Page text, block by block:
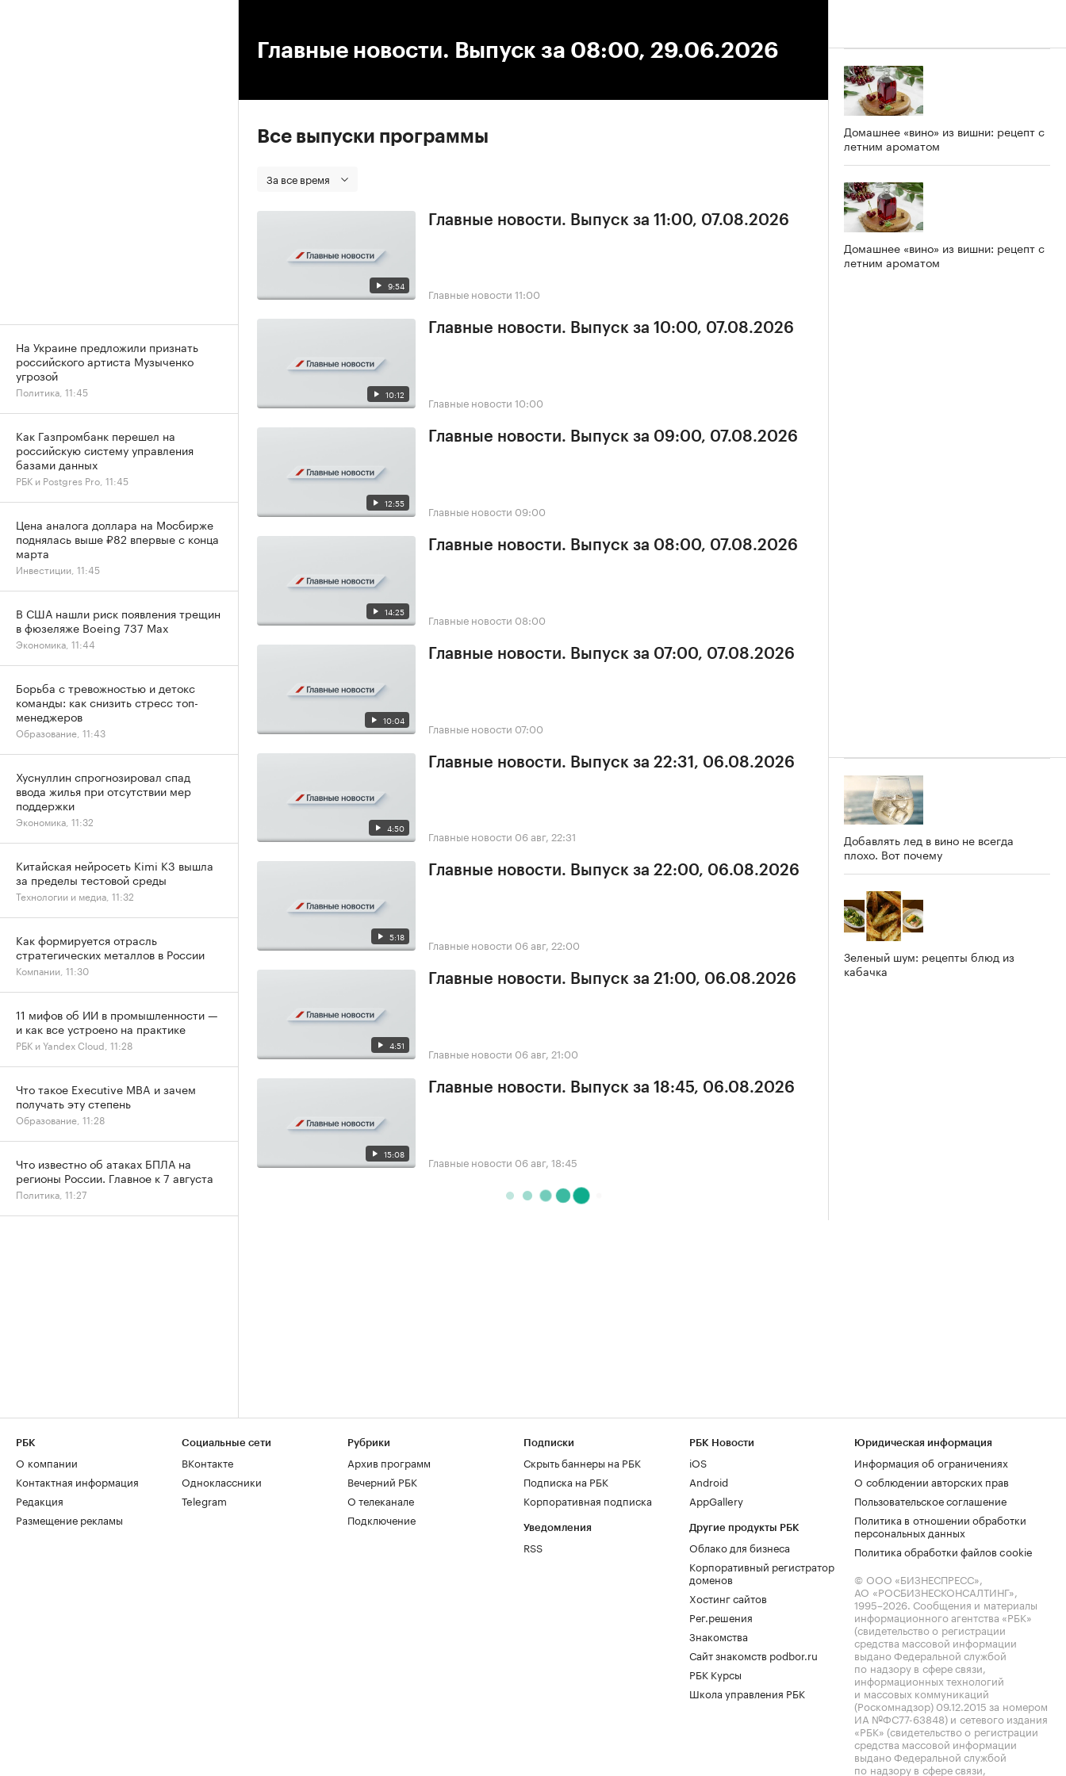
Главные новости. Выпуск за 08:00, 29.06.2026
Все выпуски программы
За все время
9:54
Главные новости. Выпуск за 11:00, 07.08.2026
Главные новости 11:00
10:12
Главные новости. Выпуск за 10:00, 07.08.2026
Главные новости 10:00
12:55
Главные новости. Выпуск за 09:00, 07.08.2026
Главные новости 09:00
14:25
Главные новости. Выпуск за 08:00, 07.08.2026
Главные новости 08:00
10:04
Главные новости. Выпуск за 07:00, 07.08.2026
Главные новости 07:00
4:50
Главные новости. Выпуск за 22:31, 06.08.2026
Главные новости 06 авг, 22:31
5:18
Главные новости. Выпуск за 22:00, 06.08.2026
Главные новости 06 авг, 22:00
4:51
Главные новости. Выпуск за 21:00, 06.08.2026
Главные новости 06 авг, 21:00
15:08
Главные новости. Выпуск за 18:45, 06.08.2026
Главные новости 06 авг, 18:45
Домашнее «вино» из вишни: рецепт с
летним ароматом
Домашнее «вино» из вишни: рецепт с
летним ароматом
Добавлять лед в вино не всегда
плохо. Вот почему
Зеленый шум: рецепты блюд из
кабачка
На Украине предложили признать
российского артиста Музыченко
угрозой
Политика, 11:45
Как Газпромбанк перешел на
российскую систему управления
базами данных
РБК и Postgres Pro, 11:45
Цена аналога доллара на Мосбирже
поднялась выше ₽82 впервые с конца
марта
Инвестиции, 11:45
В США нашли риск появления трещин
в фюзеляже Boeing 737 Max
Экономика, 11:44
Борьба с тревожностью и детокс
команды: как снизить стресс топ-
менеджеров
Образование, 11:43
Хуснуллин спрогнозировал спад
ввода жилья при отсутствии мер
поддержки
Экономика, 11:32
Китайская нейросеть Kimi K3 вышла
за пределы тестовой среды
Технологии и медиа, 11:32
Как формируется отрасль
стратегических металлов в России
Компании, 11:30
11 мифов об ИИ в промышленности —
и как все устроено на практике
РБК и Yandex Cloud, 11:28
Что такое Executive MBA и зачем
получать эту степень
Образование, 11:28
Что известно об атаках БПЛА на
регионы России. Главное к 7 августа
Политика, 11:27
РБК
О компании
Контактная информация
Редакция
Размещение рекламы
Социальные сети
ВКонтакте
Одноклассники
Telegram
Рубрики
Архив программ
Вечерний РБК
О телеканале
Подключение
Подписки
Скрыть баннеры на РБК
Подписка на РБК
Корпоративная подписка
Уведомления
RSS
РБК Новости
iOS
Android
AppGallery
Другие продукты РБК
Облако для бизнеса
Корпоративный регистратор
доменов
Хостинг сайтов
Рег.решения
Знакомства
Сайт знакомств podbor.ru
РБК Курсы
Школа управления РБК
Юридическая информация
Информация об ограничениях
О соблюдении авторских прав
Пользовательское соглашение
Политика в отношении обработки
персональных данных
Политика обработки файлов cookie
© ООО «БИЗНЕСПРЕСС»,
АО «РОСБИЗНЕСКОНСАЛТИНГ»,
1995–2026. Сообщения и материалы
информационного агентства «РБК»
(свидетельство о регистрации
средства массовой информации
выдано Федеральной службой
по надзору в сфере связи,
информационных технологий
и массовых коммуникаций
(Роскомнадзор) 09.12.2015 за номером
ИА №ФС77-63848) и сетевого издания
«РБК» (свидетельство о регистрации
средства массовой информации
выдано Федеральной службой
по надзору в сфере связи,